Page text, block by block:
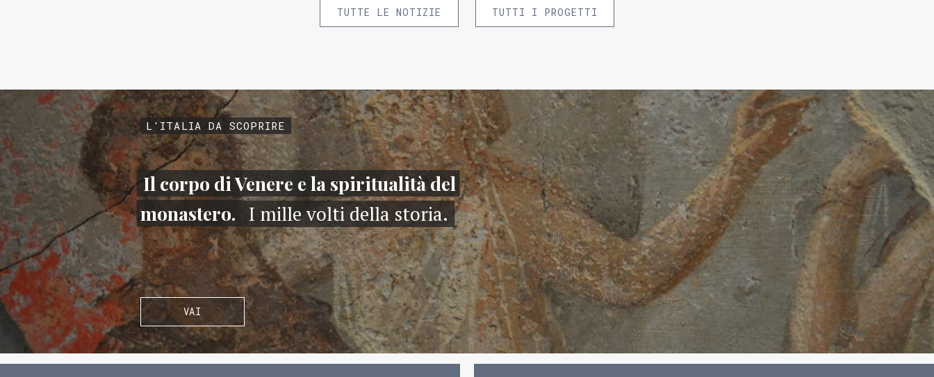
TUTTE LE NOTIZIE TUTTI I PROGETTI
L'ITALIA DA SCOPRIRE
Il corpo di Venere e la spiritualità del
monastero. I mille volti della storia.
VAI